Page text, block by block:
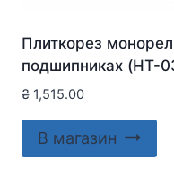
Плиткорез
подшипниках (HT-
₴ 1,515.00
В магазин